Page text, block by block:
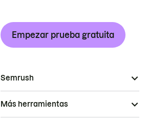
Empezar prueba gratuita
Semrush
Más herramientas